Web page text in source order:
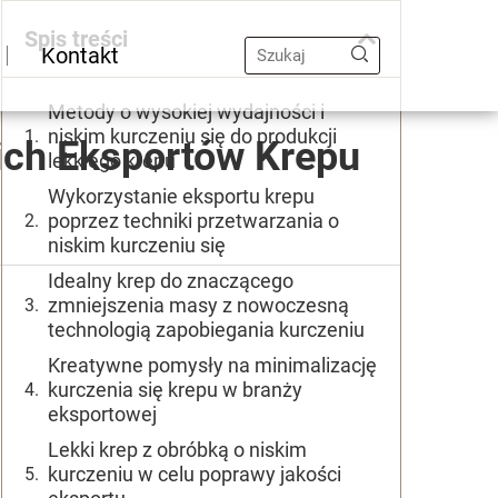
Kontakt
Eksportów Krepu
Spis treści
Metody o wysokiej wydajności i
niskim kurczeniu się do produkcji
lekkiego krepu
Wykorzystanie eksportu krepu
poprzez techniki przetwarzania o
niskim kurczeniu się
Idealny krep do znaczącego
zmniejszenia masy z nowoczesną
technologią zapobiegania kurczeniu
Kreatywne pomysły na minimalizację
kurczenia się krepu w branży
eksportowej
Lekki krep z obróbką o niskim
kurczeniu w celu poprawy jakości